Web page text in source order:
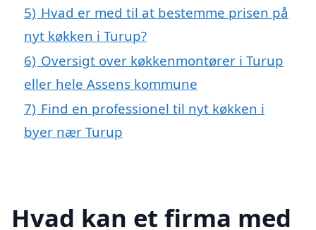
5) Hvad er med til at bestemme prisen på
nyt køkken i Turup?
6) Oversigt over køkkenmontører i Turup
eller hele Assens kommune
7) Find en professionel til nyt køkken i
byer nær Turup
Hvad kan et firma med